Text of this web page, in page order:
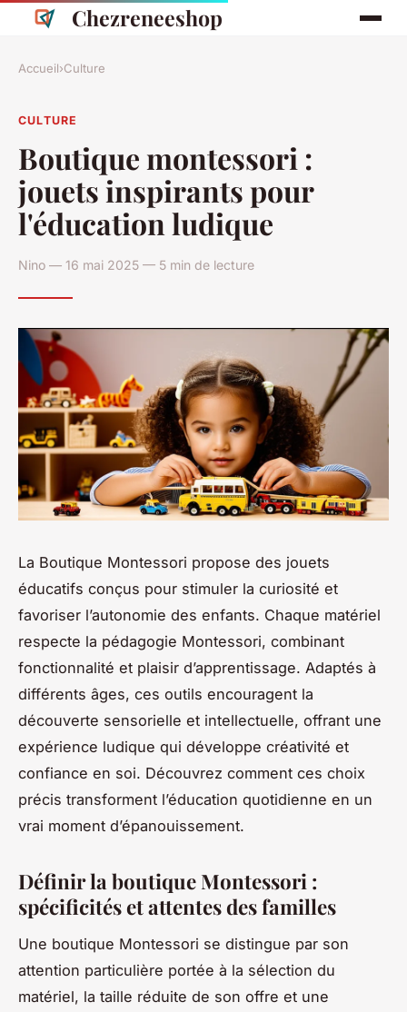
Chezreneeshop
Accueil›Culture
CULTURE
Boutique montessori :
jouets inspirants pour
l'éducation ludique
Nino — 16 mai 2025 — 5 min de lecture
La Boutique Montessori propose des jouets
éducatifs conçus pour stimuler la curiosité et
favoriser l’autonomie des enfants. Chaque matériel
respecte la pédagogie Montessori, combinant
fonctionnalité et plaisir d’apprentissage. Adaptés à
différents âges, ces outils encouragent la
découverte sensorielle et intellectuelle, offrant une
expérience ludique qui développe créativité et
confiance en soi. Découvrez comment ces choix
précis transforment l’éducation quotidienne en un
vrai moment d’épanouissement.
Définir la boutique Montessori :
spécificités et attentes des familles
Une boutique Montessori se distingue par son
attention particulière portée à la sélection du
matériel, la taille réduite de son offre et une